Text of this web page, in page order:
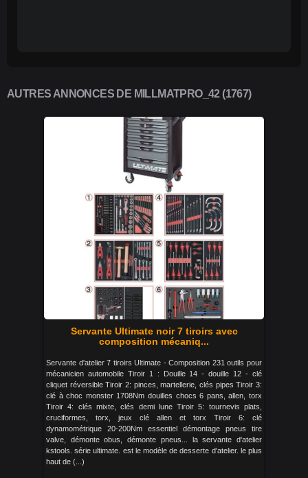
AUTRES ANNONCES DE MILLMATPRO_42 (1767)
Servante Ultimate noir 7 tiroirs avec
composition mécaniq...
Servante d'atelier 7 tiroirs Ultimate - Composition 231 outils pour
mécanicien automobile Tiroir 1 : Douille 14 - douille 12 - clé
cliquet réversible Tiroir 2: pinces, martellerie, clés pipes Tiroir 3:
clé à choc monster 1708Nm douilles chocs 6 pans, allen, torx
Tiroir 4: clés mixte, clés demi lune Tiroir 5: tournevis plats,
cruciformes, torx, jeux clé allen et torx Tiroir 6: clé
dynamométrique 20-200Nm essentiel démontage pneus tire
valve, démonte obus, démonte pneus... la servante d'atelier
kstools. série ultimate. est le modèle de desserte d'atelier. le plus
haut de (...)